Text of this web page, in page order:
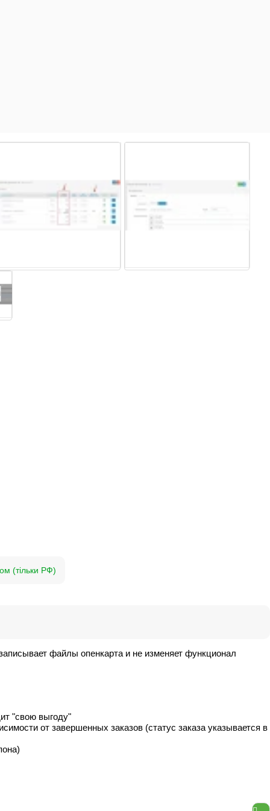
(тільки РФ)
файлы опенкарта и не изменяет функционал
"свою выгоду"
от завершенных заказов (статус заказа указывается в